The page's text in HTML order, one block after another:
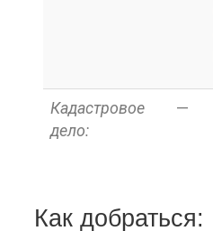
Кадастровое
дело:
—
Как добраться: